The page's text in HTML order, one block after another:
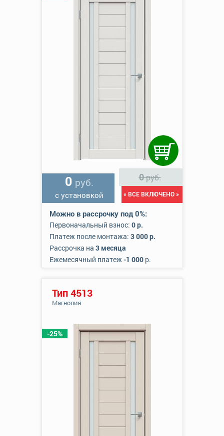
0 руб.
с установкой
0руб.
« ВСЕ ВКЛЮЧЕНО »
Можно в рассрочку под 0%:
Первоначальный взнос: 0 р.
Платеж после монтажа: 3 000 р.
Рассрочка на 3 месяца
Ежемесячный платеж-1 000р.
-25%
Тип 4513
Магнолия